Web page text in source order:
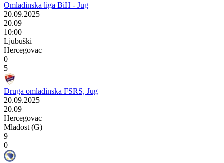
Omladinska liga BiH - Jug
20.09.2025
20.09
10:00
Ljubuški
Hercegovac
0
5
Druga omladinska FSRS, Jug
20.09.2025
20.09
Hercegovac
Mladost (G)
9
0